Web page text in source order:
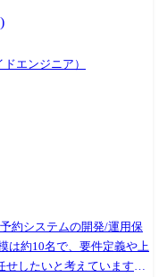
見積の提示。およびPMへ
のタスク割り当て、コー
ム開発〜 お客様と直接話
常駐比率は低いことも特
まれにあります、ご応募頂
程を進めてください。 入
データベース: Oracle
400台超), AWS, JP1,
エンジニア）
約システムの開発/運用保
は約10名で、要件定義や上
したいと考えています。